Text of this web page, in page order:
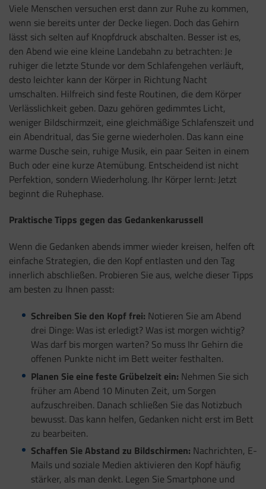
Viele Menschen versuchen erst dann zur Ruhe zu kommen,
wenn sie bereits unter der Decke liegen. Doch das Gehirn
lässt sich selten auf Knopfdruck abschalten. Besser ist es,
den Abend wie eine kleine Landebahn zu betrachten: Je
ruhiger die letzte Stunde vor dem Schlafengehen verläuft,
desto leichter kann der Körper in Richtung Nacht
umschalten. Hilfreich sind feste Routinen, die dem Körper
Verlässlichkeit geben. Dazu gehören gedimmtes Licht,
weniger Bildschirmzeit, eine gleichmäßige Schlafenszeit und
ein Abendritual, das Sie gerne wiederholen. Das kann eine
warme Dusche sein, ruhige Musik, ein paar Seiten in einem
Buch oder eine kurze Atemübung. Entscheidend ist nicht
Perfektion, sondern Wiederholung. Ihr Körper lernt: Jetzt
beginnt die Ruhephase.
Praktische Tipps gegen das Gedankenkarussell
Wenn die Gedanken abends immer wieder kreisen, helfen oft
einfache Strategien, die den Kopf entlasten und den Tag
innerlich abschließen. Probieren Sie aus, welche dieser Tipps
am besten zu Ihnen passt:
Schreiben Sie den Kopf frei: Notieren Sie am Abend
drei Dinge: Was ist erledigt? Was ist morgen wichtig?
Was darf bis morgen warten? So muss Ihr Gehirn die
offenen Punkte nicht im Bett weiter festhalten.
Planen Sie eine feste Grübelzeit ein: Nehmen Sie sich
früher am Abend 10 Minuten Zeit, um Sorgen
aufzuschreiben. Danach schließen Sie das Notizbuch
bewusst. Das kann helfen, Gedanken nicht erst im Bett
zu bearbeiten.
Schaffen Sie Abstand zu Bildschirmen: Nachrichten, E-
Mails und soziale Medien aktivieren den Kopf häufig
stärker, als man denkt. Legen Sie Smartphone und